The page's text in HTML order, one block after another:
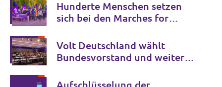
Hunderte Menschen setzen
sich bei den Marches for
Grenzkontrollen in Europa ein
Volt Deutschland wählt
Bundesvorstand und weitere
kommenden Jahre